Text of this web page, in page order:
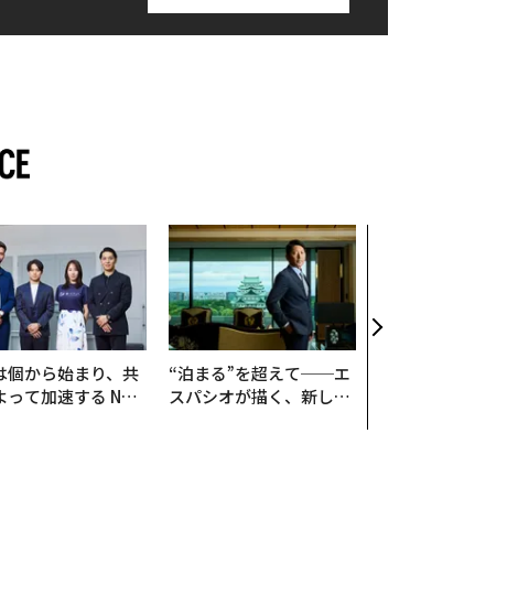
個から始まり、共
って加速する NOR
“泊まる”を超えて──エ
スパシオが描く、新しい